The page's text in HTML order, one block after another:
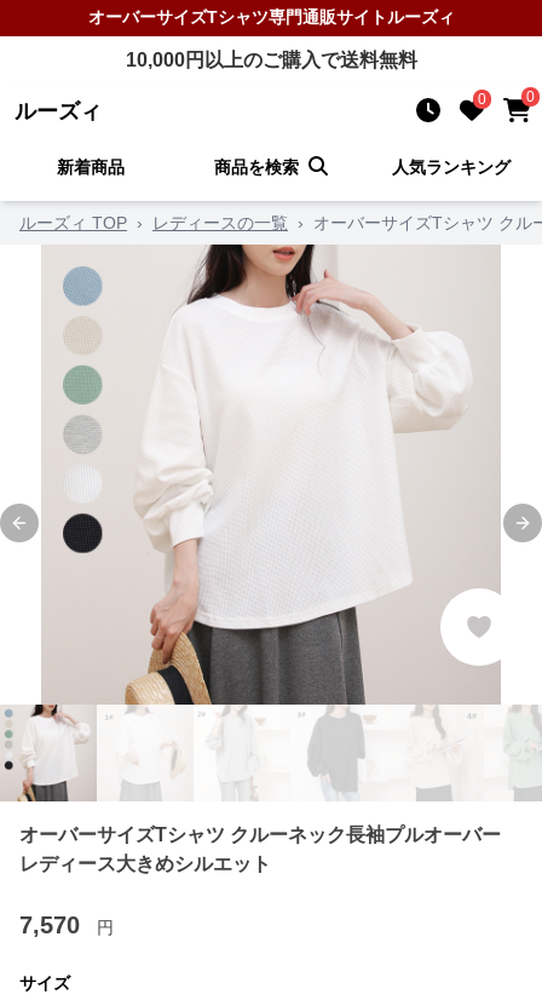
オーバーサイズTシャツ専門通販サイトルーズィ
10,000円以上のご購入で送料無料
ルーズィ 0 0
新着商品 商品を検索 人気ランキング
ルーズィ TOP › レディースの一覧 › オーバーサイズTシャツ クル
Previous slide
オーバーサイズTシャツ クルーネック長袖プルオーバー
レディース大きめシルエット
7,570 円
サイズ